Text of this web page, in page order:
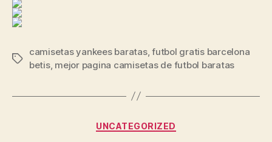
Etiquetas
camisetas yankees baratas,futbol gratis barcelona
betis, mejor pagina camisetas de futbol baratas
Categorías
UNCATEGORIZED